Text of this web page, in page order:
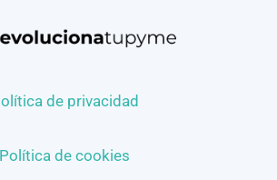
de privacidad
Política de cookies